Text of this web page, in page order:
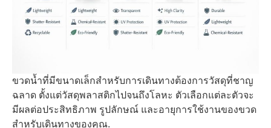
ขวดน้ำที่มีขนาดเล็กสำหรับการเดินทางต้องการวัสดุที่ชาญ
ฉลาด ตั้งแต่วัสดุพลาสติกไปจนถึงโลหะ ตัวเลือกแต่ละตัวจะ
มีผลต่อประสิทธิภาพ รูปลักษณ์ และอายุการใช้งานของขวด
สำหรับเดินทางของคุณ.